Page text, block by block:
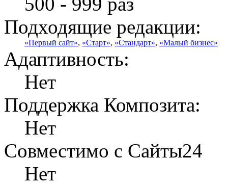
Подходящие редакции:
«Первый сайт», «Старт», «Стандарт», «Малый бизнес»
Адаптивность:
Нет
Поддержка Композита:
Нет
Совместимо с Сайты24
Нет